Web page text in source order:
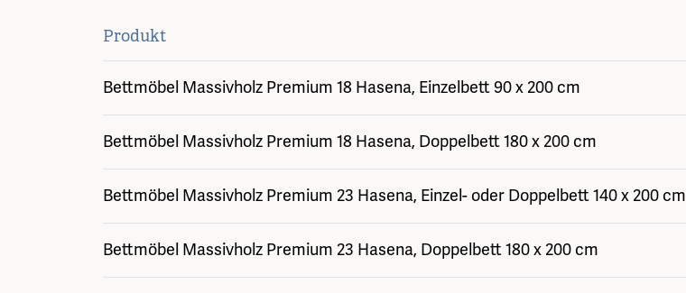
Produkt
Bettmöbel Massivholz Premium 18 Hasena, Einzelbett 90 x 200 cm
Bettmöbel Massivholz Premium 18 Hasena, Doppelbett 180 x 200 cm
Bettmöbel Massivholz Premium 23 Hasena, Einzel- oder Doppelbett 140 x 200 cm
Bettmöbel Massivholz Premium 23 Hasena, Doppelbett 180 x 200 cm